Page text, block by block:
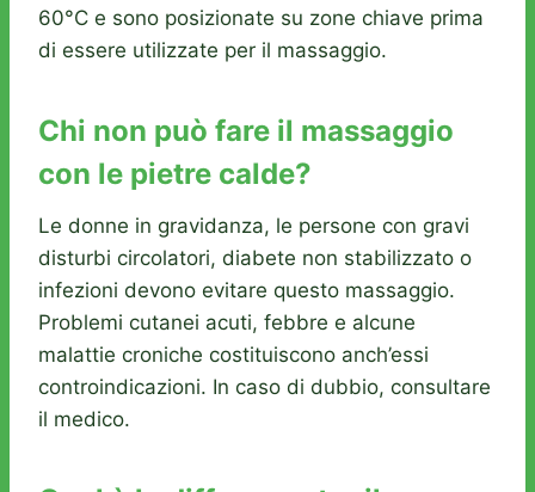
60°C e sono posizionate su zone chiave prima
di essere utilizzate per il massaggio.
Chi non può fare il massaggio
con le pietre calde?
Le donne in gravidanza, le persone con gravi
disturbi circolatori, diabete non stabilizzato o
infezioni devono evitare questo massaggio.
Problemi cutanei acuti, febbre e alcune
malattie croniche costituiscono anch’essi
controindicazioni. In caso di dubbio, consultare
il medico.